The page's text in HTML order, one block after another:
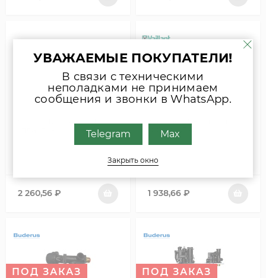
2 260,56 ₽
0010028798
1 938,66 ₽
ПОД ЗАКАЗ ПОД ЗАКАЗ
УВАЖАЕМЫЕ ПОКУПАТЕЛИ!
В связи с техническими
неполадками не принимаем
сообщения и звонки в WhatsApp.
Telegram Max
Закрыть окно